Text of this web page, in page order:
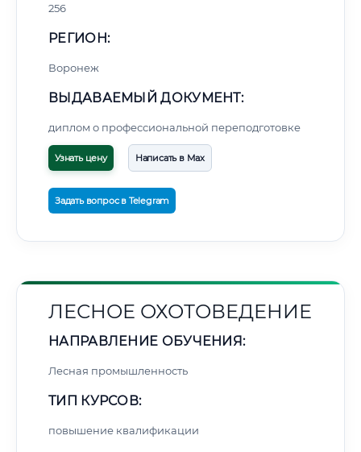
256
РЕГИОН:
Воронеж
ВЫДАВАЕМЫЙ ДОКУМЕНТ:
диплом о профессиональной переподготовке
Узнать цену Написать в Max
Задать вопрос в Telegram
ЛЕСНОЕ ОХОТОВЕДЕНИЕ
НАПРАВЛЕНИЕ ОБУЧЕНИЯ:
Лесная промышленность
ТИП КУРСОВ:
повышение квалификации